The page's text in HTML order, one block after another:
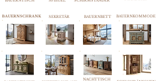
BAUERNSCHRANK SEKRETÄR BAUERNBETT
NACHTTISCH
BAUERNKOMMODE